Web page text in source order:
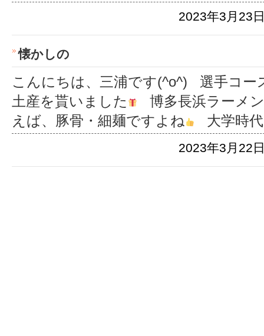
2023年3月23
懐かしの
こんにちは、三浦です(^o^) 選手コー
土産を貰いました
博多長浜ラーメン
えば、豚骨・細麺ですよね
大学時代
2023年3月22